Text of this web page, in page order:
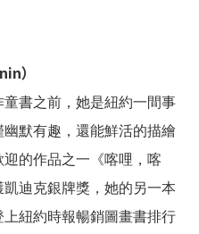
）
書之前，她是紐約一間事
默有趣，還能鮮活的描繪
的作品之一《喀哩，喀
迪克銀牌獎，她的另一本
紐約時報暢銷圖畫書排行